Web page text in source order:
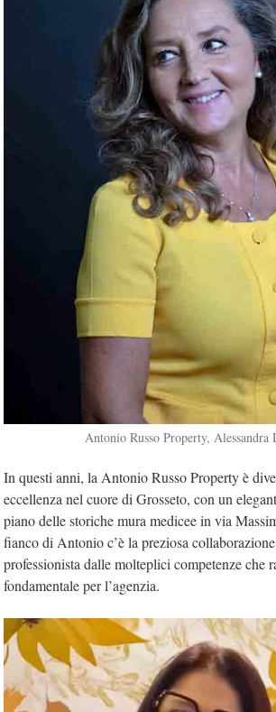
Antonio Russo Property, Alessandra
In questi anni, la Antonio Russo Property è
eccellenza nel cuore di Grosseto, con un
piano delle storiche mura medicee in via
fianco di Antonio c’è la preziosa
professionista dalle molteplici competenze che
fondamentale per l’agenzia.